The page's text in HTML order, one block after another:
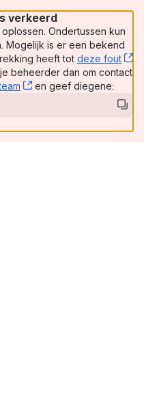
verkeerd
Ondertussen kun
window)
Mogelijk is er een bekend
heeft tot deze fout
beheerder dan om contact
, (opens new window)
en geef diegene: